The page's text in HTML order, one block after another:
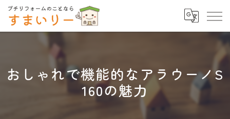
おしゃれで機能的なアラウーノS
160の魅力